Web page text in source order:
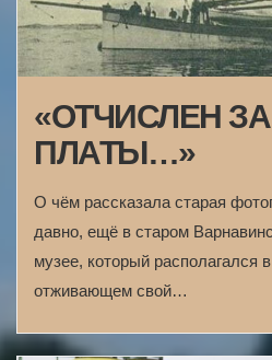
«ОТЧИСЛЕН
ПЛАТЫ…»
О чём рассказала старая
давно, ещё в старом
музее, который располагался
отживающем свой…